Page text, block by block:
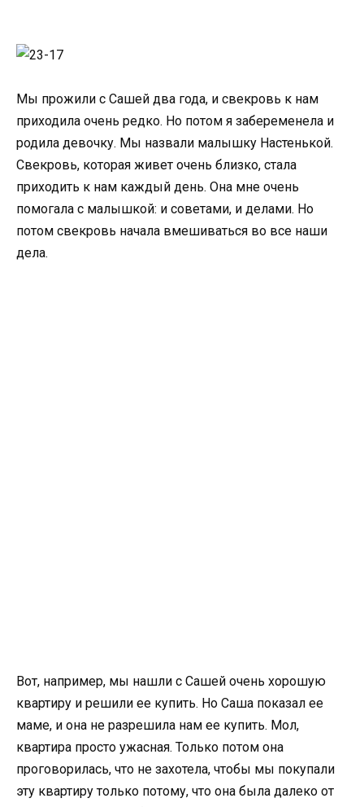
Мы прожили с Сашей два года, и свекровь к нам
приходила очень редко. Но потом я забеременела и
родила девочку. Мы назвали малышку Настенькой.
Свекровь, которая живет очень близко, стала
приходить к нам каждый день. Она мне очень
помогала с малышкой: и советами, и делами. Но
потом свекровь начала вмешиваться во все наши
дела.
Вот, например, мы нашли с Сашей очень хорошую
квартиру и решили ее купить. Но Саша показал ее
маме, и она не разрешила нам ее купить. Мол,
квартира просто ужасная. Только потом она
проговорилась, что не захотела, чтобы мы покупали
эту квартиру только потому, что она была далеко от